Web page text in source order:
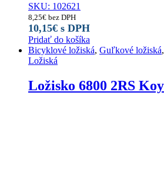
SKU: 102621
8,25€ bez DPH
10,15€ s DPH
Pridať do košíka
Bicyklové ložiská, Guľkové ložiská,
Ložiská
Ložisko 6800 2RS